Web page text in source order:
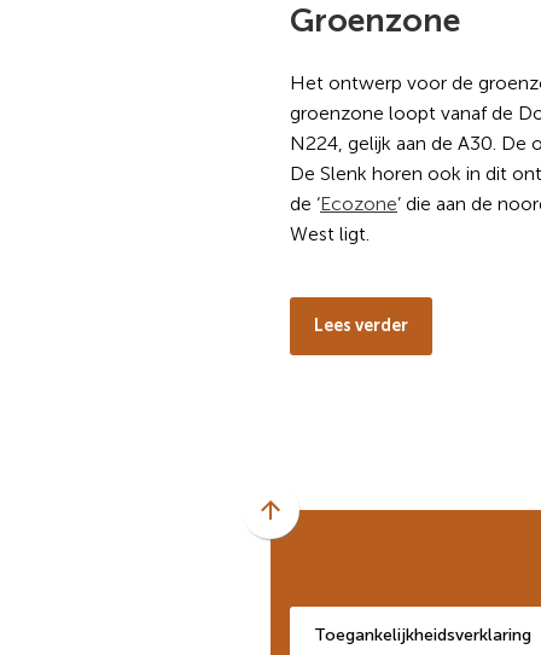
Groenzone
Het ontwerp voor de
groenzone loopt vanaf de
N224, gelijk aan de A30. De
De Slenk horen ook in dit
de ‘Ecozone’ die aan de
West ligt.
Lees verder
Scroll
naar
Toegankelijkheidsverklaring